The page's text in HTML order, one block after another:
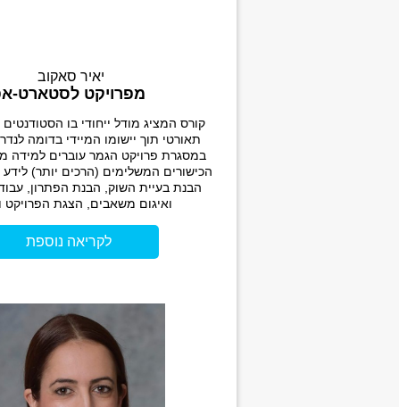
יאיר סאקוב
מפרויקט לסטארט-
קורס המציג מודל ייחודי בו
תאורטי תוך יישומו המיידי בדומה
במסגרת פרויקט הגמר עוברים למידה
הכישורים המשלימים (הרכים יותר)
הבנת בעיית השוק, הבנת הפתרון,
ואיגום משאבים, הצגת הפרויקט
לקריאה נוספת